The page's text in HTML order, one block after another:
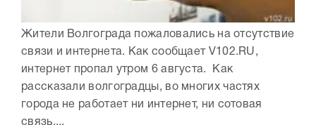
Жители Волгограда пожаловались на отсутствие
связи и интернета. Как сообщает V102.RU,
интернет пропал утром 6 августа. Как
рассказали волгоградцы, во многих частях
города не работает ни интернет, ни сотовая
связь....